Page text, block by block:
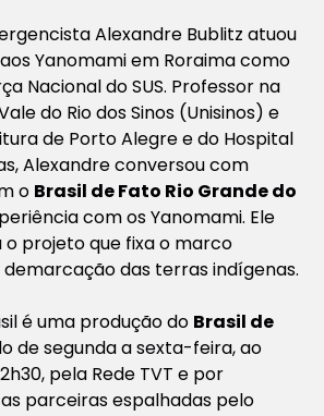
Alexandre Bublitz atuou
Yanomami em Roraima como
Nacional do SUS. Professor na
do Rio dos Sinos (Unisinos) e
de Porto Alegre e do Hospital
Alexandre conversou com
o Brasil de Fato Rio Grande do
com os Yanomami. Ele
projeto que fixa o marco
das terras indígenas.
é uma produção do Brasil de
de segunda a sexta-feira, ao
pela Rede TVT e por
parceiras espalhadas pelo